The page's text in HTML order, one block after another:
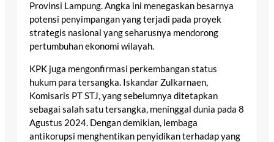
Provinsi Lampung. Angka ini menegaskan besarnya
potensi penyimpangan yang terjadi pada proyek
strategis nasional yang seharusnya mendorong
pertumbuhan ekonomi wilayah.
KPK juga mengonfirmasi perkembangan status
hukum para tersangka. Iskandar Zulkarnaen,
Komisaris PT STJ, yang sebelumnya ditetapkan
sebagai salah satu tersangka, meninggal dunia pada 8
Agustus 2024. Dengan demikian, lembaga
antikorupsi menghentikan penyidikan terhadap yang